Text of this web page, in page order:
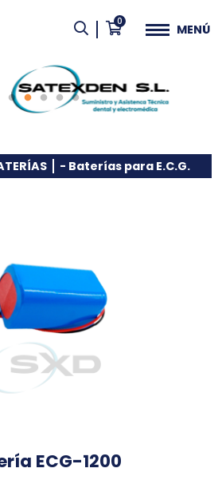
0
MENÚ
- Baterías para E.C.G.
ECG-1200